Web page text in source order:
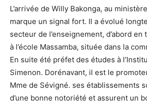
L’arrivée de Willy Bakonga, au ministère
marque un signal fort. Il a évolué
secteur de l’enseignement, d’abord en
à l’école Massamba, située dans la
En suite été préfet des études à
Simenon. Dorénavant, il est le
Mme de Sévigné. ses établissements
d’une bonne notoriété et assurent un